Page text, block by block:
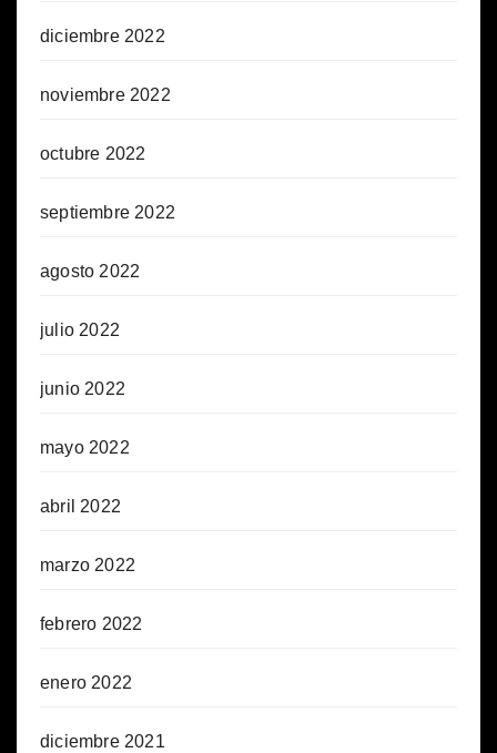
diciembre 2022
noviembre 2022
octubre 2022
septiembre 2022
agosto 2022
julio 2022
junio 2022
mayo 2022
abril 2022
marzo 2022
febrero 2022
enero 2022
diciembre 2021